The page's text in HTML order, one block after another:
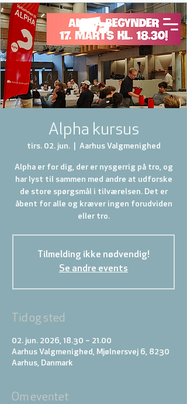
Alpha kursus
tirs. 02. jun.
  |
Aarhus Valgmenighed
Alpha er for dig, der er nysgerrig på tro, og
har lyst til sammen med andre at udforske
de store spørgsmål i tilværelsen. Det er
åbent for alle og kræver ingen forudviden
eller tro.
Tilmelding ikke nødvendig!
Se andre events
Tid og sted
02. jun. 2026, 18.30 – 21.00
Aarhus Valgmenighed, Mjølnersvej 6, 8230
Aarhus, Danmark
Om eventet